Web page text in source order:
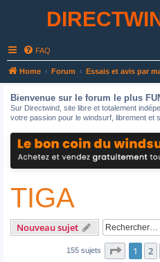
FAQ
Home Forum Essais et avis par
Bienvenue sur le forum le plus
Sur Directwind, site libre et totalement
votre passion pour le windsurf, librement et
TIGA
Nouveau sujet
155 sujets Page 1
1 2